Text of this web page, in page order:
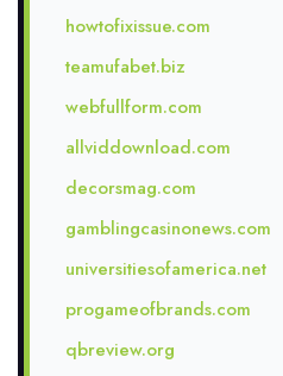
howtofixissue.com
teamufabet.biz
webfullform.com
allviddownload.com
decorsmag.com
gamblingcasinonews.com
universitiesofamerica.net
progameofbrands.com
qbreview.org